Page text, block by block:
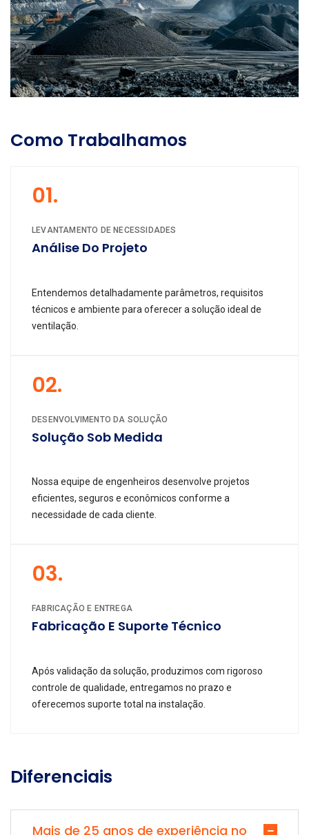
Como Trabalhamos
01.
LEVANTAMENTO DE NECESSIDADES
Análise Do Projeto
Entendemos detalhadamente parâmetros, requisitos
técnicos e ambiente para oferecer a solução ideal de
ventilação.
02.
DESENVOLVIMENTO DA SOLUÇÃO
Solução Sob Medida
Nossa equipe de engenheiros desenvolve projetos
eficientes, seguros e econômicos conforme a
necessidade de cada cliente.
03.
FABRICAÇÃO E ENTREGA
Fabricação E Suporte Técnico
Após validação da solução, produzimos com rigoroso
controle de qualidade, entregamos no prazo e
oferecemos suporte total na instalação.
Diferenciais
Mais de 25 anos de experiência no